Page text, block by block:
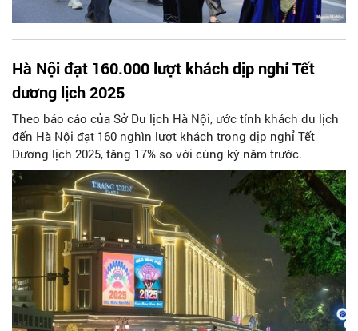
Hà Nội đạt 160.000 lượt khách dịp nghỉ Tết
dương lịch 2025
Theo báo cáo của Sở Du lịch Hà Nội, ước tính khách du lịch
đến Hà Nội đạt 160 nghìn lượt khách trong dịp nghỉ Tết
Dương lịch 2025, tăng 17% so với cùng kỳ năm trước.